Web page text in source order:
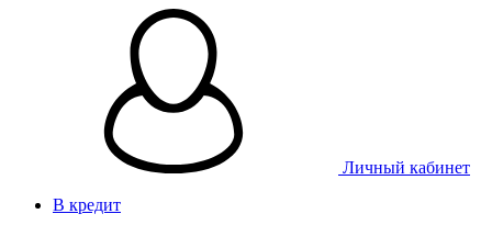
Личный кабинет
В кредит